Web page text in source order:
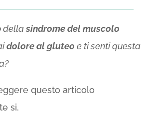
dellasindrome del muscolo
dolore al gluteo e ti senti questa
questo articolo
si.